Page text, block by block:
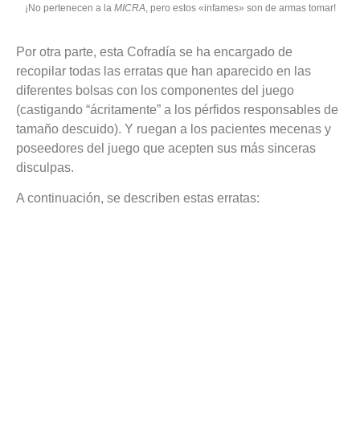
¡No pertenecen a la MICRA , pero estos «infames» son de armas tomar!
Por otra parte, esta Cofradía se ha encargado de
recopilar todas las erratas que han aparecido en las
diferentes bolsas con los componentes del juego
(castigando “ácritamente” a los pérfidos responsables de
tamaño descuido). Y ruegan a los pacientes mecenas y
poseedores del juego que acepten sus más sinceras
disculpas.
A continuación, se describen estas erratas: